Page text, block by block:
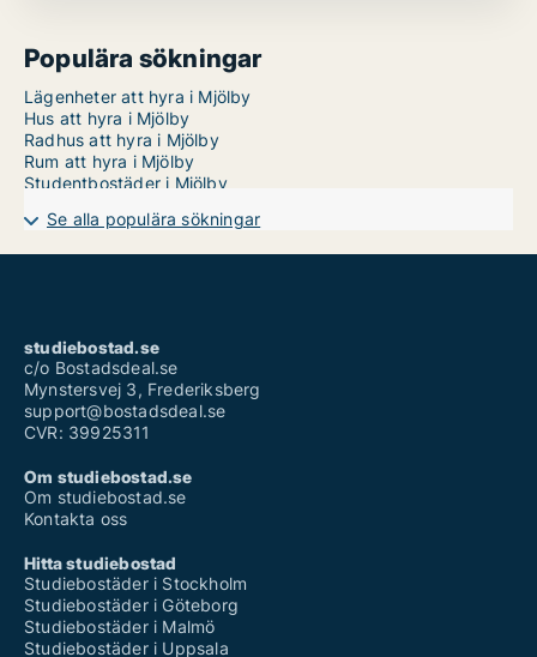
Populära sökningar
Lägenheter att hyra i Mjölby
Hus att hyra i Mjölby
Radhus att hyra i Mjölby
Rum att hyra i Mjölby
Studentbostäder i Mjölby
Se alla populära sökningar
studiebostad.se
c/o Bostadsdeal.se
Mynstersvej 3, Frederiksberg
support@bostadsdeal.se
CVR: 39925311
Om studiebostad.se
Om studiebostad.se
Kontakta oss
Hitta studiebostad
Studiebostäder i Stockholm
Studiebostäder i Göteborg
Studiebostäder i Malmö
Studiebostäder i Uppsala